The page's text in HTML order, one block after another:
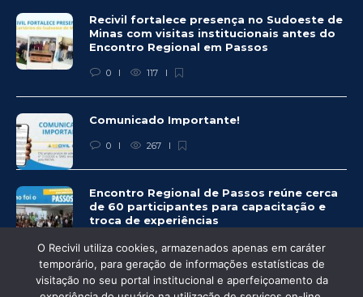
Recivil fortalece presença no Sudoeste de
Minas com visitas institucionais antes do
Encontro Regional em Passos
0 117
Comunicado Importante!
0 267
Encontro Regional de Passos reúne cerca
de 60 participantes para capacitação e
troca de experiências
0 263
O Recivil utiliza cookies, armazenados apenas em caráter
temporário, para geração de informações estatísticas de
visitação no seu portal institucional e aperfeiçoamento da